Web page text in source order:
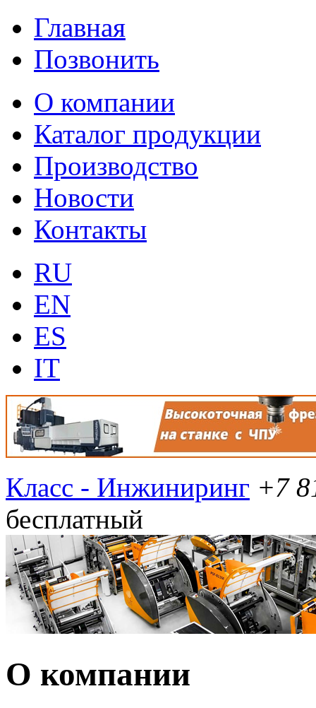
Главная
Позвонить
О компании
Каталог продукции
Производство
Новости
Контакты
RU
EN
ES
IT
Класс - Инжиниринг +7
бесплатный
О компании